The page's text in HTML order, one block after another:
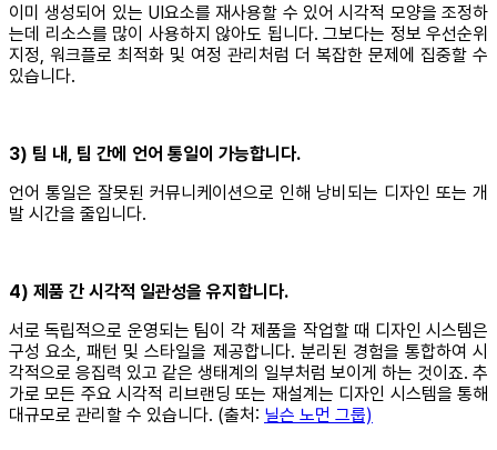
이미 생성되어 있는 UI요소를 재사용할 수 있어 시각적 모양을 조정하
는데 리소스를 많이 사용하지 않아도 됩니다. 그보다는 정보 우선순위
지정, 워크플로 최적화 및 여정 관리처럼 더 복잡한 문제에 집중할 수
있습니다.
3) 팀 내, 팀 간에 언어 통일이 가능합니다.
언어 통일은 잘못된 커뮤니케이션으로 인해 낭비되는 디자인 또는 개
발 시간을 줄입니다.
4) 제품 간 시각적 일관성을 유지합니다.
서로 독립적으로 운영되는 팀이 각 제품을 작업할 때 디자인 시스템은
구성 요소, 패턴 및 스타일을 제공합니다. 분리된 경험을 통합하여 시
각적으로 응집력 있고 같은 생태계의 일부처럼 보이게 하는 것이죠. 추
가로 모든 주요 시각적 리브랜딩 또는 재설계는 디자인 시스템을 통해
대규모로 관리할 수 있습니다. (출처: 닐슨 노먼 그룹)